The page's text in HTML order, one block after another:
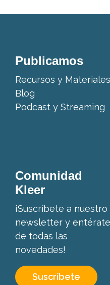
Publicamos
Recursos y Materiales
Blog
Podcast y Streaming
Comunidad
Kleer
¡Suscríbete a nuestro
newsletter y entérate
de todas las
novedades!
Suscríbete